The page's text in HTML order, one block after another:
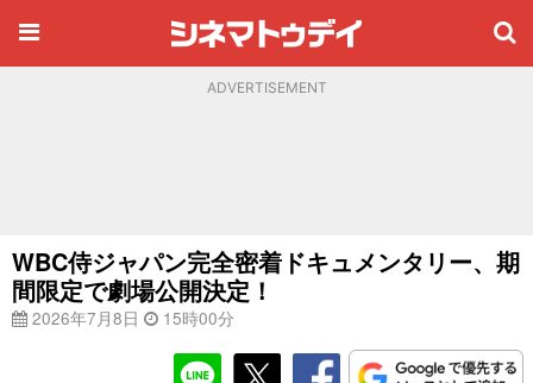
ADVERTISEMENT
WBC侍ジャパン完全密着ドキュメンタリー、期
間限定で劇場公開決定！
2026年7月8日 15時00分